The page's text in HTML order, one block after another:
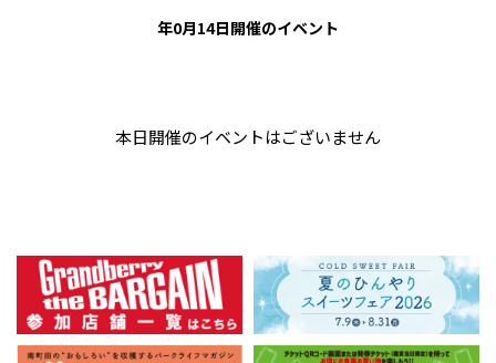
年0月14日開催のイベント
本日開催のイベントはございません